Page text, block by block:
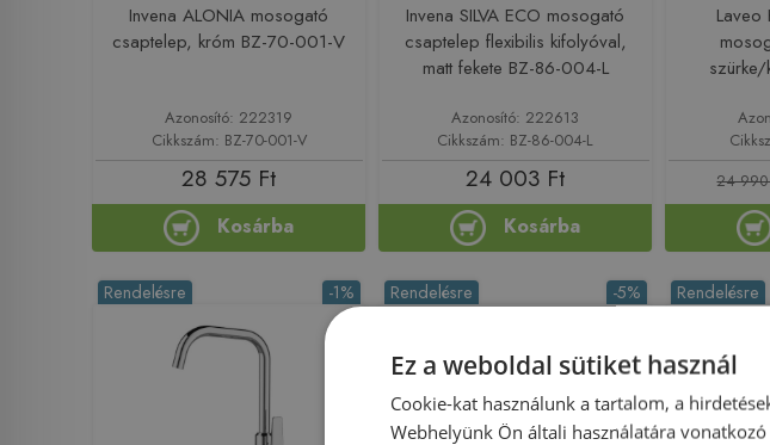
Invena ALONIA mosogató
csaptelep, króm BZ-70-001-V
Azonosító: 222319
Cikkszám: BZ-70-001-V
28 575 Ft
Kosárba
Invena SILVA ECO mosogató
csaptelep flexibilis kifolyóval,
matt fekete BZ-86-004-L
Azonosító: 222613
Cikkszám: BZ-86-004-L
24 003 Ft
Kosárba
Laveo
24 990
-1%
Rendelésre -5%
Rendelésre Rendelésre
Ez a weboldal sütiket használ
Cookie-kat használunk a tartalom, a
Webhelyünk Ön általi használatára